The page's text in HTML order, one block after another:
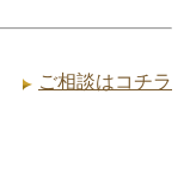
ご相談はコチラ